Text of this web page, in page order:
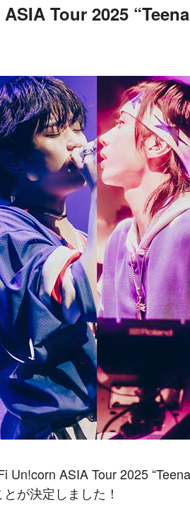
Tour 2025
ASIA Tour 2025
が決定しました！